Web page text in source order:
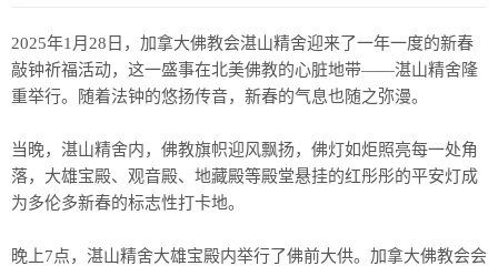
2025年1月28日，加拿大佛教会湛山精舍迎来了一年一度的新春
敲钟祈福活动，这一盛事在北美佛教的心脏地带——湛山精舍隆
重举行。随着法钟的悠扬传音，新春的气息也随之弥漫。
当晚，湛山精舍内，佛教旗帜迎风飘扬，佛灯如炬照亮每一处角
落，大雄宝殿、观音殿、地藏殿等殿堂悬挂的红彤彤的平安灯成
为多伦多新春的标志性打卡地。
晚上7点，湛山精舍大雄宝殿内举行了佛前大供。加拿大佛教会会